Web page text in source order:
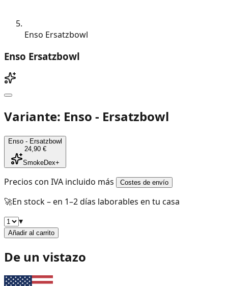
Enso Ersatzbowl
Enso Ersatzbowl
Variante: Enso - Ersatzbowl
Enso - Ersatzbowl
24,90 €
SmokeDex+
Precios con IVA incluido más Costes de envío
🚀En stock – en 1–2 días laborables en tu casa
▾
Añadir al carrito
De un vistazo